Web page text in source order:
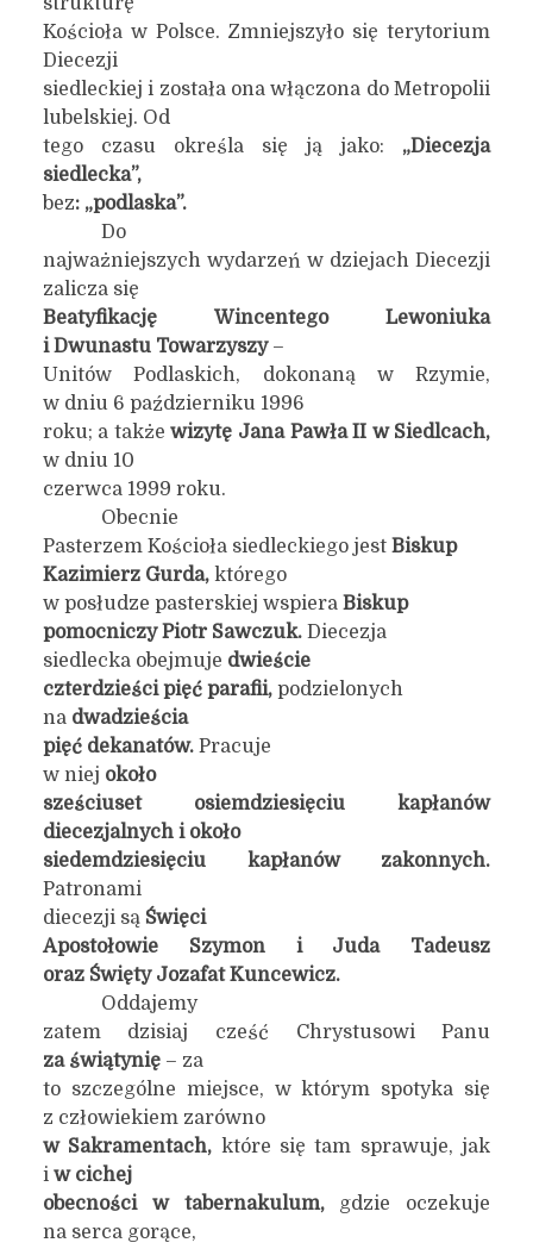
Kościoła w Polsce. Zmniejszyło się terytorium
Diecezji
siedleckiej i została ona włączona do Metropolii
lubelskiej. Od
tego czasu określa się ją jako: „Diecezja
siedlecka”,
bez: „podlaska”.
Do
najważniejszych wydarzeń w dziejach Diecezji
zalicza się
Beatyfikację Wincentego Lewoniuka
i Dwunastu Towarzyszy –
Unitów Podlaskich, dokonaną w Rzymie,
w dniu 6 październiku 1996
roku; a takżewizytę Jana Pawła II w Siedlcach,
w dniu 10
czerwca 1999 roku.
Obecnie
Pasterzem Kościoła siedleckiego jest Biskup
Kazimierz Gurda, którego
w posłudze pasterskiej wspiera Biskup
pomocniczy Piotr Sawczuk. Diecezja
siedlecka obejmuje dwieście
czterdzieści pięć parafii, podzielonych
na dwadzieścia
pięć dekanatów. Pracuje
w niej około
sześciuset osiemdziesięciu kapłanów
diecezjalnych i około
siedemdziesięciu kapłanów zakonnych.
Patronami
diecezji są Święci
Apostołowie Szymon i Juda Tadeusz
oraz Święty Jozafat Kuncewicz.
Oddajemy
zatem dzisiaj cześć Chrystusowi Panu
za świątynię– za
to szczególne miejsce, w którym spotyka się
z człowiekiem zarówno
w Sakramentach, które się tam sprawuje, jak
i w cichej
obecności w tabernakulum,gdzie oczekuje
na serca gorące,